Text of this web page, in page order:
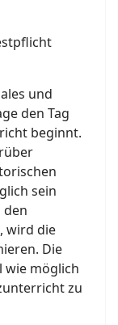
und
den Tag
beginnt.
sein
den
wird die
Die
wie möglich
zu